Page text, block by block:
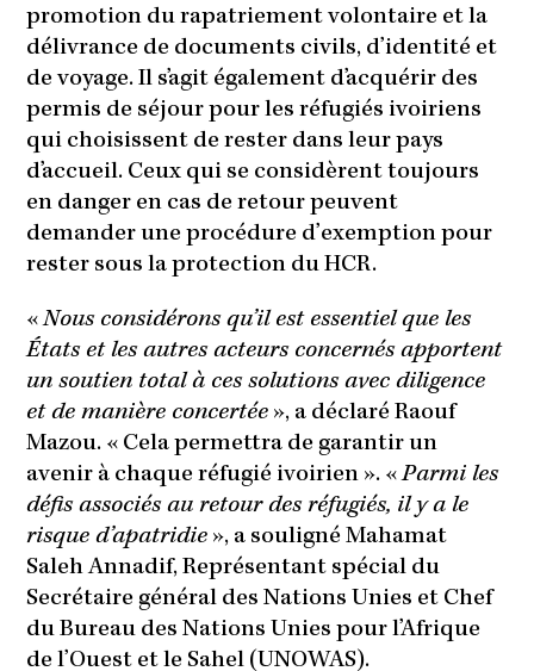
promotion du rapatriement volontaire et la
délivrance de documents civils, d’identité et
de voyage. Il s’agit également d’acquérir des
permis de séjour pour les réfugiés ivoiriens
qui choisissent de rester dans leur pays
d’accueil. Ceux qui se considèrent toujours
en danger en cas de retour peuvent
demander une procédure d’exemption pour
rester sous la protection du HCR.
«Nous considérons qu’il est essentiel que les
États et les autres acteurs concernés apportent
un soutien total à ces solutions avec diligence
et de manière concertée », a déclaré Raouf
Mazou. « Cela permettra de garantir un
avenir à chaque réfugié ivoirien ». «Parmi les
défis associés au retour des réfugiés, il y a le
risque d’apatridie », a souligné Mahamat
Saleh Annadif, Représentant spécial du
Secrétaire général des Nations Unies et Chef
du Bureau des Nations Unies pour l’Afrique
de l’Ouest et le Sahel (UNOWAS).